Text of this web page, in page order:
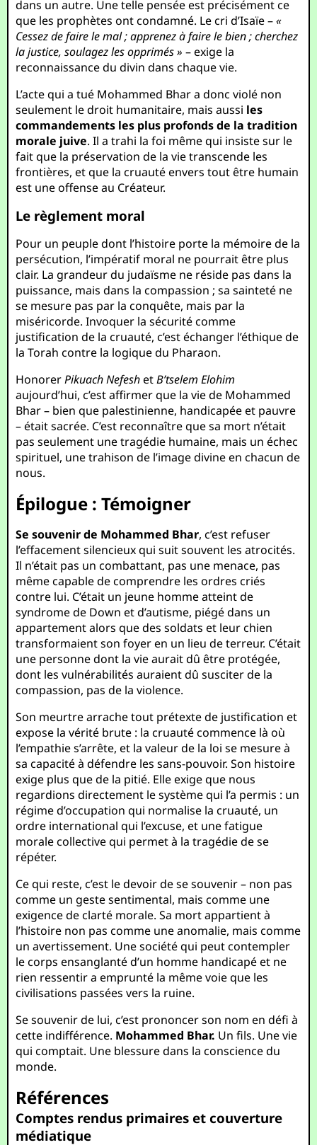
dans un autre. Une telle pensée est précisément ce
que les prophètes ont condamné. Le cri d’Isaïe –«
Cessez de faire le mal ; apprenez à faire le bien ; cherchez
la justice, soulagez les opprimés » – exige la
reconnaissance du divin dans chaque vie.
L’acte qui a tué Mohammed Bhar a donc violé non
seulement le droit humanitaire, mais aussi les
commandements les plus profonds de la tradition
morale juive. Il a trahi la foi même qui insiste sur le
fait que la préservation de la vie transcende les
frontières, et que la cruauté envers tout être humain
est une offense au Créateur.
Le règlement moral
Pour un peuple dont l’histoire porte la mémoire de la
persécution, l’impératif moral ne pourrait être plus
clair. La grandeur du judaïsme ne réside pas dans la
puissance, mais dans la compassion ; sa sainteté ne
se mesure pas par la conquête, mais par la
miséricorde. Invoquer la sécurité comme
justification de la cruauté, c’est échanger l’éthique de
la Torah contre la logique du Pharaon.
HonorerPikuach NefeshetB’tselem Elohim
aujourd’hui, c’est affirmer que la vie de Mohammed
Bhar – bien que palestinienne, handicapée et pauvre
– était sacrée. C’est reconnaître que sa mort n’était
pas seulement une tragédie humaine, mais un échec
spirituel, une trahison de l’image divine en chacun de
nous.
Épilogue : Témoigner
Se souvenir de Mohammed Bhar, c’est refuser
l’effacement silencieux qui suit souvent les atrocités.
Il n’était pas un combattant, pas une menace, pas
même capable de comprendre les ordres criés
contre lui. C’était un jeune homme atteint de
syndrome de Down et d’autisme, piégé dans un
appartement alors que des soldats et leur chien
transformaient son foyer en un lieu de terreur. C’était
une personne dont la vie aurait dû être protégée,
dont les vulnérabilités auraient dû susciter de la
compassion, pas de la violence.
Son meurtre arrache tout prétexte de justification et
expose la vérité brute : la cruauté commence là où
l’empathie s’arrête, et la valeur de la loi se mesure à
sa capacité à défendre les sans-pouvoir. Son histoire
exige plus que de la pitié. Elle exige que nous
regardions directement le système qui l’a permis : un
régime d’occupation qui normalise la cruauté, un
ordre international qui l’excuse, et une fatigue
morale collective qui permet à la tragédie de se
répéter.
Ce qui reste, c’est le devoir de se souvenir – non pas
comme un geste sentimental, mais comme une
exigence de clarté morale. Sa mort appartient à
l’histoire non pas comme une anomalie, mais comme
un avertissement. Une société qui peut contempler
le corps ensanglanté d’un homme handicapé et ne
rien ressentir a emprunté la même voie que les
civilisations passées vers la ruine.
Se souvenir de lui, c’est prononcer son nom en défi à
cette indifférence. Mohammed Bhar. Un fils. Une vie
qui comptait. Une blessure dans la conscience du
monde.
Références
Comptes rendus primaires et couverture
médiatique